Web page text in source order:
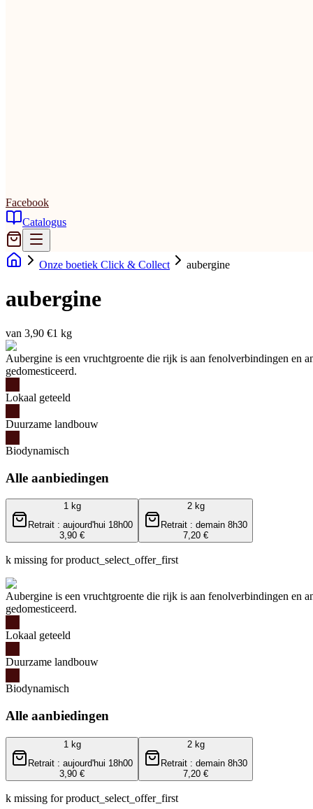
Facebook
Catalogus
Onze boetiek Click & Collect aubergine
aubergine
van 3,90 €1 kg
Aubergine is een vruchtgroente die rijk is aan fenolverbindingen en
gedomesticeerd.
Lokaal geteeld
Duurzame landbouw
Biodynamisch
Alle aanbiedingen
1 kg
Retrait : aujourd'hui 18h00
3,90 €
2 kg
Retrait : demain 8h30
7,20 €
k missing for product_select_offer_first
Aubergine is een vruchtgroente die rijk is aan fenolverbindingen en
gedomesticeerd.
Lokaal geteeld
Duurzame landbouw
Biodynamisch
Alle aanbiedingen
1 kg
Retrait : aujourd'hui 18h00
3,90 €
2 kg
Retrait : demain 8h30
7,20 €
k missing for product_select_offer_first